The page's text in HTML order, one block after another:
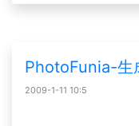
PhotoFunia-生
2009-1-11 10:5